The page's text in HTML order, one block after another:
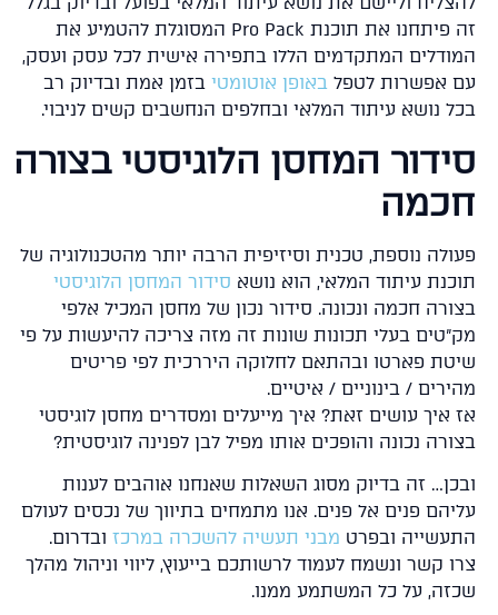
זה פיתחנו את תוכנת Pro Pack המסוגלת להטמיע את
המתקדמים הללו בתפירה אישית לכל עסק ועסק,
אפשרות לטפלבאופן אוטומטיבזמן אמת ובדיוק רב
נושא עיתוד המלאי ובחלפים הנחשבים קשים לניבוי.
המחסן הלוגיסטי בצורה
נוספת, טכנית וסיזיפית הרבה יותר מהטכנולוגיה של
עיתוד המלאי, הוא נושאסידור המחסן הלוגיסטי
חכמה ונכונה. סידור נכון של מחסן המכיל אלפי
בעלי תכונות שונות זה מזה צריכה להיעשות על פי
פארטו ובהתאם לחלוקה היררכית לפי פריטים
/ בינוניים / איטיים.
איך עושים זאת? איך מייעלים ומסדרים מחסן לוגיסטי
נכונה והופכים אותו מפיל לבן לפנינה לוגיסטית?
זה בדיוק מסוג השאלות שאנחנו אוהבים לענות
פנים אל פנים. אנו מתמחים בתיווך של נכסים לעולם
ובפרטמבני תעשיה להשכרה במרכזובדרום.
קשר ונשמח לעמוד לרשותכם בייעוץ, ליווי וניהול מהלך
על כל המשתמע ממנו.